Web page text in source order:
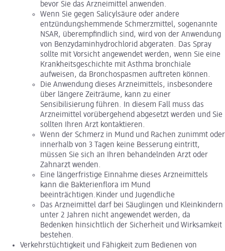
bevor Sie das Arzneimittel anwenden.
Wenn Sie gegen Salicylsäure oder andere
entzündungshemmende Schmerzmittel, sogenannte
NSAR, überempfindlich sind, wird von der Anwendung
von Benzydaminhydrochlorid abgeraten. Das Spray
sollte mit Vorsicht angewendet werden, wenn Sie eine
Krankheitsgeschichte mit Asthma bronchiale
aufweisen, da Bronchospasmen auftreten können.
Die Anwendung dieses Arzneimittels, insbesondere
über längere Zeiträume, kann zu einer
Sensibilisierung führen. In diesem Fall muss das
Arzneimittel vorübergehend abgesetzt werden und Sie
sollten Ihren Arzt kontaktieren.
Wenn der Schmerz in Mund und Rachen zunimmt oder
innerhalb von 3 Tagen keine Besserung eintritt,
müssen Sie sich an Ihren behandelnden Arzt oder
Zahnarzt wenden.
Eine längerfristige Einnahme dieses Arzneimittels
kann die Bakterienflora im Mund
beeinträchtigen.Kinder und Jugendliche
Das Arzneimittel darf bei Säuglingen und Kleinkindern
unter 2 Jahren nicht angewendet werden, da
Bedenken hinsichtlich der Sicherheit und Wirksamkeit
bestehen.
Verkehrstüchtigkeit und Fähigkeit zum Bedienen von